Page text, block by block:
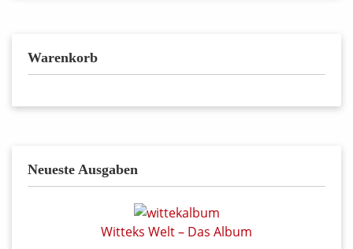
Warenkorb
Neueste Ausgaben
Witteks Welt – Das Album